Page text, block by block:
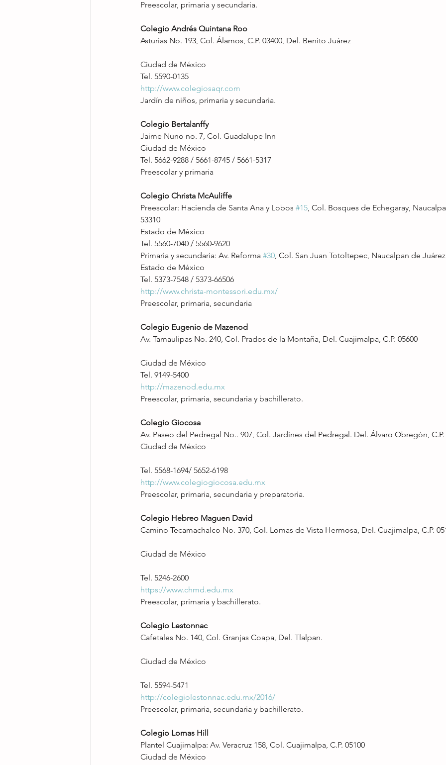
Preescolar, primaria y secundaria.
Colegio Andrés Quintana Roo
Asturias No. 193, Col. Álamos, C.P. 03400, Del. Benito Juárez
Ciudad de México
Tel. 5590-0135
http://www.colegiosaqr.com
Jardín de niños, primaria y secundaria.
Colegio Bertalanffy
Jaime Nuno no. 7, Col. Guadalupe Inn
Ciudad de México
Tel. 5662-9288 / 5661-8745 / 5661-5317
Preescolar y primaria
Colegio Christa McAuliffe
Preescolar: Hacienda de Santa Ana y Lobos #15, Col. Bosques de Echegaray,
53310
Estado de México
Tel. 5560-7040 / 5560-9620
Primaria y secundaria: Av. Reforma #30, Col. San Juan Totoltepec, Naucalpan de
Estado de México
Tel. 5373-7548 / 5373-66506
http://www.christa-montessori.edu.mx/
Preescolar, primaria, secundaria
Colegio Eugenio de Mazenod
Av. Tamaulipas No. 240, Col. Prados de la Montaña, Del. Cuajimalpa, C.P. 05600
Ciudad de México
Tel. 9149-5400
http://mazenod.edu.mx
Preescolar, primaria, secundaria y bachillerato.
Colegio Giocosa
Av. Paseo del Pedregal No.. 907, Col. Jardines del Pedregal. Del. Álvaro Obregón, C.P.
Ciudad de México
Tel. 5568-1694/ 5652-6198
http://www.colegiogiocosa.edu.mx
Preescolar, primaria, secundaria y preparatoria.
Colegio Hebreo Maguen David
Camino Tecamachalco No. 370, Col. Lomas de Vista Hermosa, Del. Cuajimalpa, C.P.
Ciudad de México
Tel. 5246-2600
https://www.chmd.edu.mx
Preescolar, primaria y bachillerato.
Colegio Lestonnac
Cafetales No. 140, Col. Granjas Coapa, Del. Tlalpan.
Ciudad de México
Tel. 5594-5471
http://colegiolestonnac.edu.mx/2016/
Preescolar, primaria, secundaria y bachillerato.
Colegio Lomas Hill
Plantel Cuajimalpa: Av. Veracruz 158, Col. Cuajimalpa, C.P. 05100
Ciudad de México